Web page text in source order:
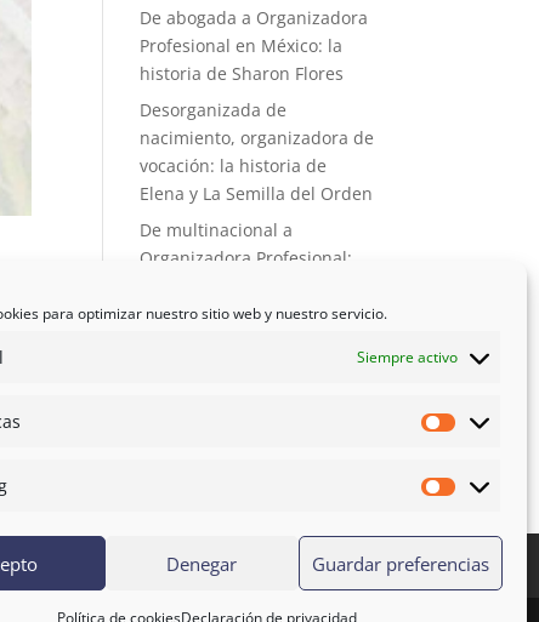
para optimizar nuestro sitio web y nuestro servicio.
Siempre activo
Marketing
Denegar Guardar preferencias
Política de cookiesDeclaración de privacidad
De abogada a Organizadora
Profesional en México: la
historia de Sharon Flores
Desorganizada de
nacimiento, organizadora de
vocación: la historia de
Elena y La Semilla del Orden
De multinacional a
Organizadora Profesional:
en mi vocación
X Congreso AOPE: cuando la